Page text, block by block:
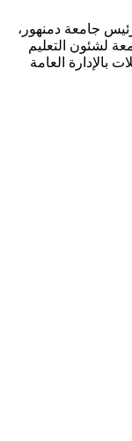
جامعة دمنهور،
لشئون التعليم
بالإدارة العامة